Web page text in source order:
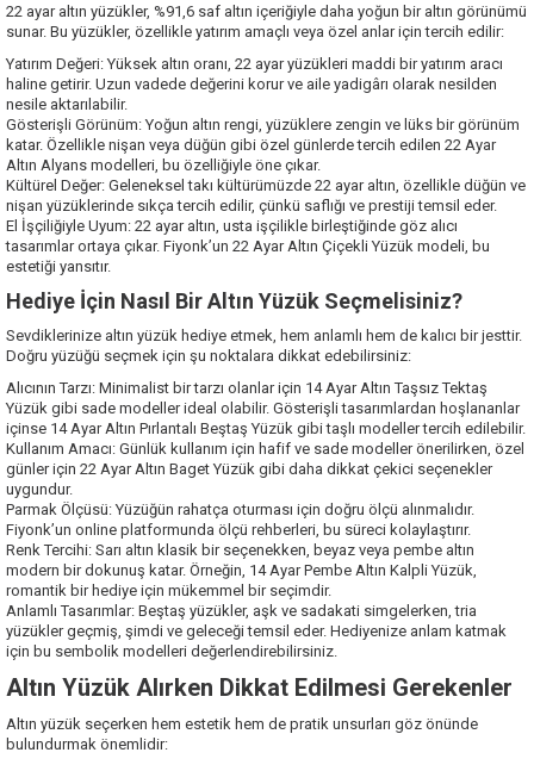
22 ayar altın yüzükler, %91,6 saf altın içeriğiyle daha yoğun bir altın görünümü
sunar. Bu yüzükler, özellikle yatırım amaçlı veya özel anlar için tercih edilir:
Yatırım Değeri: Yüksek altın oranı, 22 ayar yüzükleri maddi bir yatırım aracı
haline getirir. Uzun vadede değerini korur ve aile yadigârı olarak nesilden
nesile aktarılabilir.
Gösterişli Görünüm: Yoğun altın rengi, yüzüklere zengin ve lüks bir görünüm
katar. Özellikle nişan veya düğün gibi özel günlerde tercih edilen 22 Ayar
Altın Alyans modelleri, bu özelliğiyle öne çıkar.
Kültürel Değer: Geleneksel takı kültürümüzde 22 ayar altın, özellikle düğün ve
nişan yüzüklerinde sıkça tercih edilir, çünkü saflığı ve prestiji temsil eder.
El İşçiliğiyle Uyum: 22 ayar altın, usta işçilikle birleştiğinde göz alıcı
tasarımlar ortaya çıkar. Fiyonk’un 22 Ayar Altın Çiçekli Yüzük modeli, bu
estetiği yansıtır.
Hediye İçin Nasıl Bir Altın Yüzük Seçmelisiniz?
Sevdiklerinize altın yüzük hediye etmek, hem anlamlı hem de kalıcı bir jesttir.
Doğru yüzüğü seçmek için şu noktalara dikkat edebilirsiniz:
Alıcının Tarzı: Minimalist bir tarzı olanlar için 14 Ayar Altın Taşsız Tektaş
Yüzük gibi sade modeller ideal olabilir. Gösterişli tasarımlardan hoşlananlar
içinse 14 Ayar Altın Pırlantalı Beştaş Yüzük gibi taşlı modeller tercih edilebilir.
Kullanım Amacı: Günlük kullanım için hafif ve sade modeller önerilirken, özel
günler için 22 Ayar Altın Baget Yüzük gibi daha dikkat çekici seçenekler
uygundur.
Parmak Ölçüsü: Yüzüğün rahatça oturması için doğru ölçü alınmalıdır.
Fiyonk’un online platformunda ölçü rehberleri, bu süreci kolaylaştırır.
Renk Tercihi: Sarı altın klasik bir seçenekken, beyaz veya pembe altın
modern bir dokunuş katar. Örneğin, 14 Ayar Pembe Altın Kalpli Yüzük,
romantik bir hediye için mükemmel bir seçimdir.
Anlamlı Tasarımlar: Beştaş yüzükler, aşk ve sadakati simgelerken, tria
yüzükler geçmiş, şimdi ve geleceği temsil eder. Hediyenize anlam katmak
için bu sembolik modelleri değerlendirebilirsiniz.
Altın Yüzük Alırken Dikkat Edilmesi Gerekenler
Altın yüzük seçerken hem estetik hem de pratik unsurları göz önünde
bulundurmak önemlidir: